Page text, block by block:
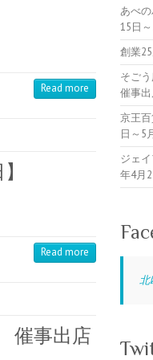
Read more
Read more
催事出店
あべ
15日
創業
そご
催事
京王
日～5
ジェ
年4月
北